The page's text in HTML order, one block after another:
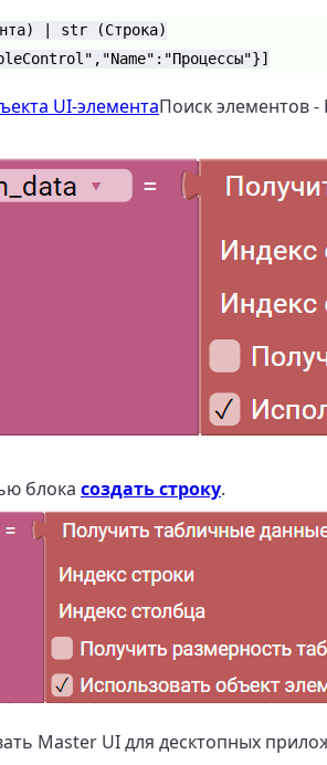
| str (Строка)
UI-элементаПоиск элементов
блока создать строку.
Master UI для десктопных